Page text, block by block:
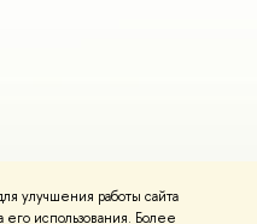
улучшения работы сайта
использования. Более